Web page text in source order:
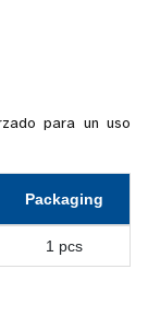
para un uso
Packaging
1 pcs